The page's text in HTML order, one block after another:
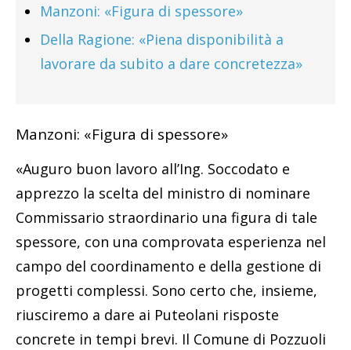
Manzoni: «Figura di spessore»
Della Ragione: «Piena disponibilità a
lavorare da subito a dare concretezza»
Manzoni: «Figura di spessore»
«Auguro buon lavoro all’Ing. Soccodato e
apprezzo la scelta del ministro di nominare
Commissario straordinario una figura di tale
spessore, con una comprovata esperienza nel
campo del coordinamento e della gestione di
progetti complessi. Sono certo che, insieme,
riusciremo a dare ai Puteolani risposte
concrete in tempi brevi. Il Comune di Pozzuoli